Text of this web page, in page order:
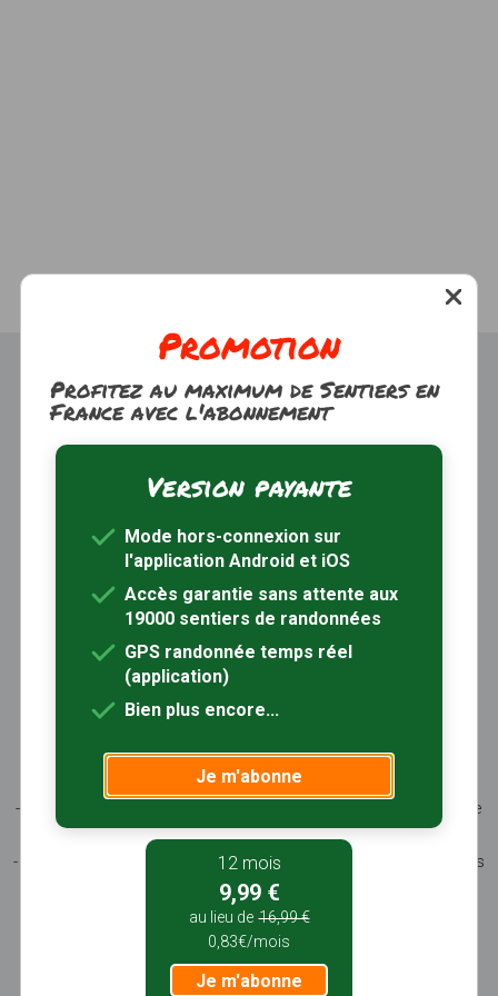
Trouver une randonnée À propos
Inscription / Connexion
Abonnement Rando+ Calendrier randos
Sites partenaires Contactez-nous
Sentiers-en-France, grâce aux nombreux circuits de
- les spécificités des terroirs (sites et milieux naturels,
patrimoine …)
- les producteurs locaux et les artisans, garants du savoir-faire
et du patrimoine
- ceux qui œuvrent à faire connaître tout ce patrimoine par des
manifestations culturelles
- ceux qui accueillent les touristes dans leur hébergement, à
leur table
Promotion
Profitez au maximum de Sentiers en
France avec l'abonnement
Version payante
Mode hors-connexion sur
l'application Android et iOS
Accès garantie sans attente aux
19000 sentiers de randonnées
GPS randonnée temps réel
(application)
Bien plus encore...
Je m'abonne
12 mois
9,99 €
au lieu de 16,99 €
0,83€/mois
Je m'abonne